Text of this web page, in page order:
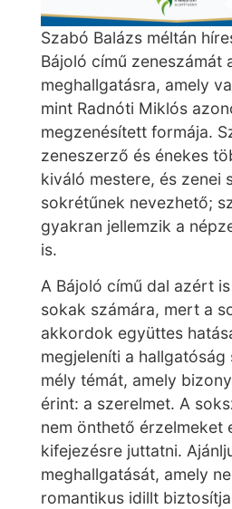
Szabó Balázs méltán
Bájoló című zeneszámát
meghallgatásra, amely
mint Radnóti Miklós
megzenésített formája.
zeneszerző és énekes
kiváló mestere, és zenei
sokrétűnek nevezhető;
gyakran jellemzik a
is.
A Bájoló című dal azért
sokak számára, mert a
akkordok együttes
megjeleníti a hallgatóság
mély témát, amely
érint: a szerelmet. A
nem önthető érzelmeket
kifejezésre juttatni.
meghallgatását, amely
romantikus idillt